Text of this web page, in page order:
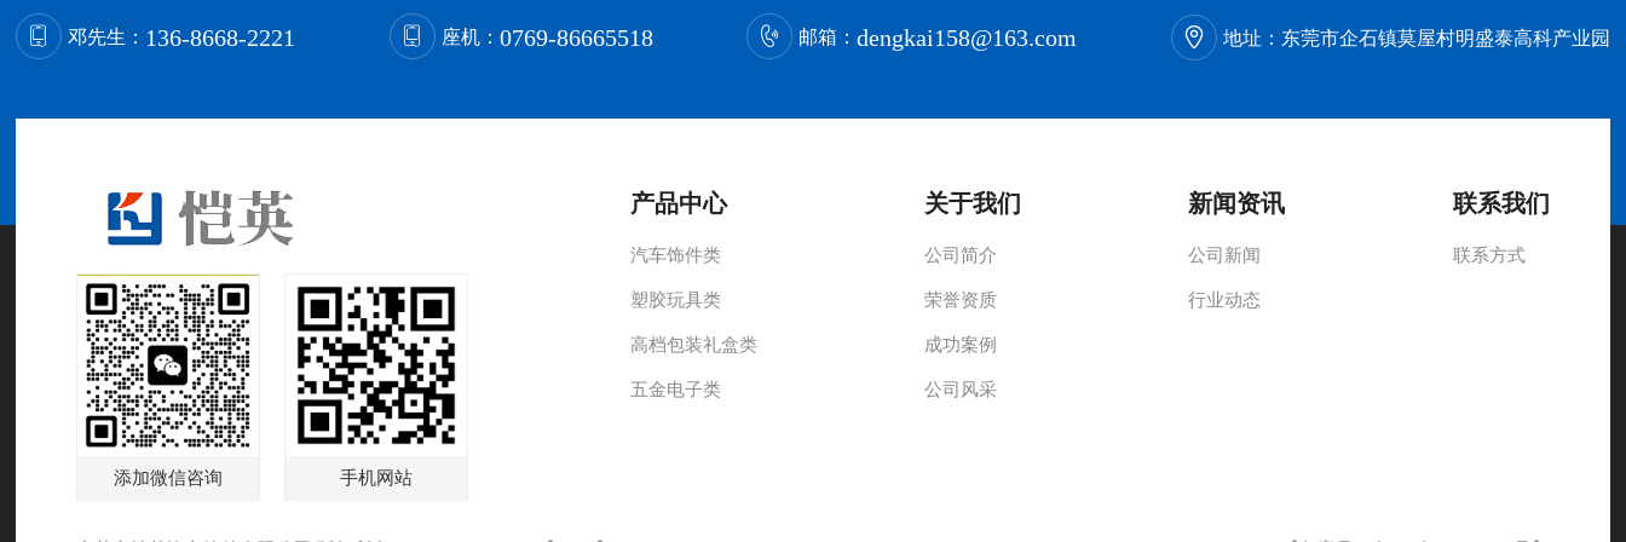
邓先生： 136-8668-2221 座机： 0769-86665518 邮箱：dengkai158@163.com 地址： 东莞市企石镇莫屋村明盛泰高科产业园
添加微信咨询 手机网站
产品中心
汽车饰件类
塑胶玩具类
高档包装礼盒类
五金电子类
关于我们
公司简介
荣誉资质
成功案例
公司风采
新闻资讯
公司新闻
行业动态
联系我们
联系方式